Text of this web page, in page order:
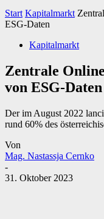
Start Kapitalmarkt
ESG-Daten
Kapitalmarkt
Zentrale
von ESG-Daten
Der im August 2022
rund 60% des
Von
Mag. Nastassja Cernko
-
31. Oktober 2023